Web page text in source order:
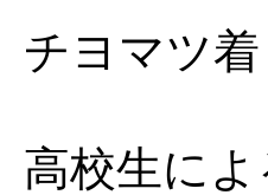
ツ着
による